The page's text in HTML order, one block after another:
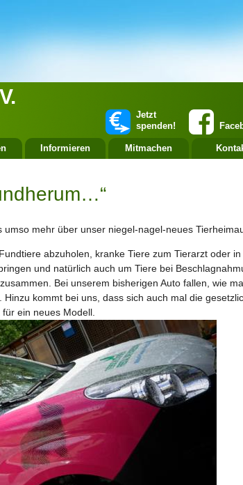
Jetzt
spenden!
Informieren Mitmachen
mehr über unser niegel-nagel-neues
abzuholen, kranke Tiere zum Tierarzt oder
und natürlich auch um Tiere bei
Bei unserem bisherigen Auto fallen, wie
kommt bei uns, dass sich auch mal die
ein neues Modell.